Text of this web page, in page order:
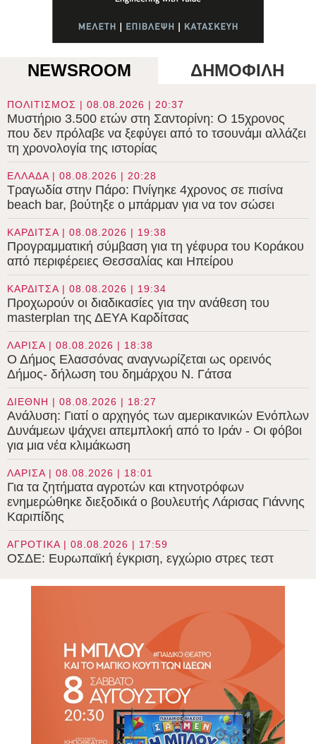
NEWSROOM ΔΗΜΟΦΙΛΗ
ΠΟΛΙΤΙΣΜΟΣ | 08.08.2026 | 20:37
Μυστήριο 3.500 ετών στη Σαντορίνη: Ο 15χρονος
που δεν πρόλαβε να ξεφύγει από το τσουνάμι αλλάζει
τη χρονολογία της ιστορίας
ΕΛΛΑΔΑ | 08.08.2026 | 20:28
Τραγωδία στην Πάρο: Πνίγηκε 4χρονος σε πισίνα
beach bar, βούτηξε ο μπάρμαν για να τον σώσει
ΚΑΡΔΙΤΣΑ | 08.08.2026 | 19:38
Προγραμματική σύμβαση για τη γέφυρα του Κοράκου
από περιφέρειες Θεσσαλίας και Ηπείρου
ΚΑΡΔΙΤΣΑ | 08.08.2026 | 19:34
Προχωρούν οι διαδικασίες για την ανάθεση του
masterplan της ΔΕΥΑ Καρδίτσας
ΛΑΡΙΣΑ | 08.08.2026 | 18:38
Ο Δήμος Ελασσόνας αναγνωρίζεται ως ορεινός
Δήμος- δήλωση του δημάρχου Ν. Γάτσα
ΔΙΕΘΝΗ | 08.08.2026 | 18:27
Ανάλυση: Γιατί ο αρχηγός των αμερικανικών Ενόπλων
Δυνάμεων ψάχνει απεμπλοκή από το Ιράν - Οι φόβοι
για μια νέα κλιμάκωση
ΛΑΡΙΣΑ | 08.08.2026 | 18:01
Για τα ζητήματα αγροτών και κτηνοτρόφων
ενημερώθηκε διεξοδικά ο βουλευτής Λάρισας Γιάννης
Καριπίδης
ΑΓΡΟΤΙΚΑ | 08.08.2026 | 17:59
ΟΣΔΕ: Ευρωπαϊκή έγκριση, εγχώριο στρες τεστ